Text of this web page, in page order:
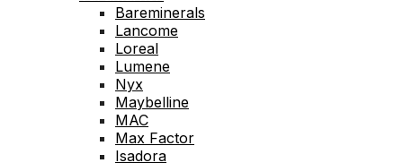
Bareminerals
Lancome
Loreal
Lumene
Nyx
Maybelline
MAC
Max Factor
Isadora